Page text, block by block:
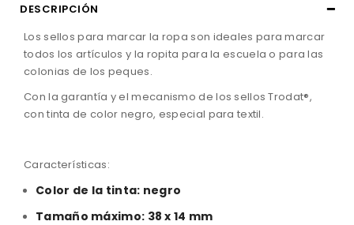
DESCRIPCIÓN
Los sellos para marcar la ropa son ideales para marcar
todos los artículos y la ropita para la escuela o para las
colonias de los peques.
Con la garantía y el mecanismo de los sellos Trodat®,
con tinta de color negro, especial para textil.
Características:
Color de la tinta: negro
Tamaño máximo: 38 x 14 mm